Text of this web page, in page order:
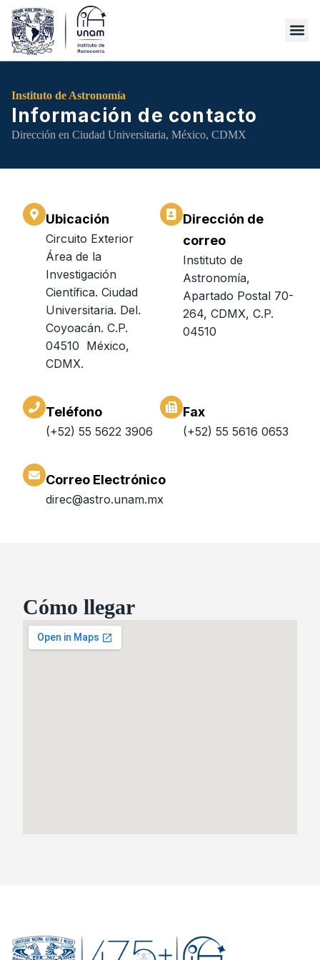
Instituto de Astronomía
Información de contacto
Dirección en Ciudad Universitaria, México, CDMX
Ubicación
Circuito Exterior
Área de la
Investigación
Científica. Ciudad
Universitaria. Del.
Coyoacán. C.P.
04510 México,
CDMX.
Dirección de
correo
Instituto de
Astronomía,
Apartado Postal 70-
264, CDMX, C.P.
04510
Teléfono
(+52) 55 5622 3906
Fax
(+52) 55 5616 0653
Correo Electrónico
direc@astro.unam.mx
Cómo llegar